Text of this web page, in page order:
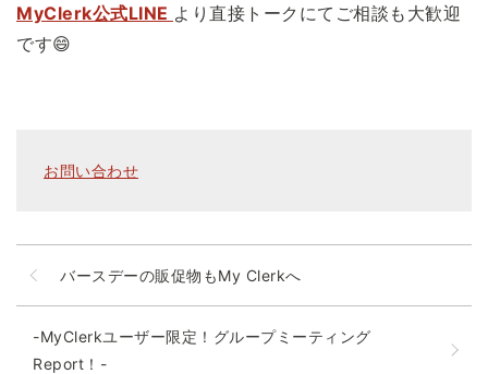
MyClerk公式LINE より直接トークにてご相談も大歓迎
です😄
お問い合わせ
バースデーの販促物もMy Clerkへ
-MyClerkユーザー限定！グループミーティング
Report！-